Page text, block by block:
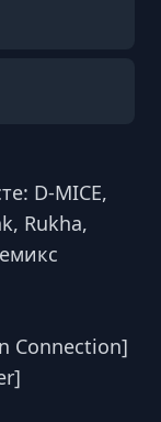
D-MICE,
Rukha,
Connection]